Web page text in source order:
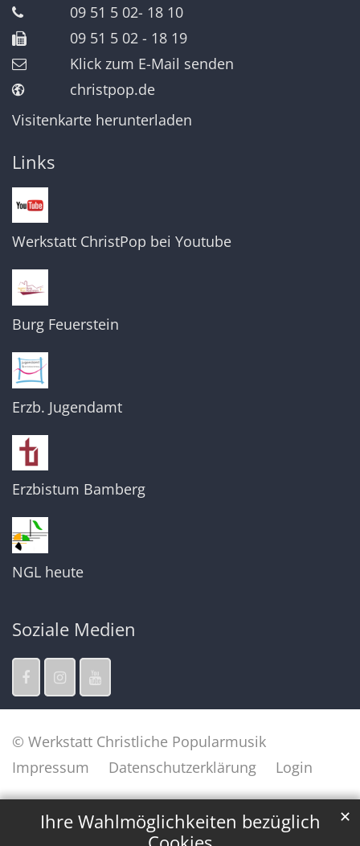
Ihre Wahlmöglichkeiten bezüglich
✕
09 51 5 02- 18 10
09 51 5 02 - 18 19
Klick zum E-Mail senden
christpop.de
Visitenkarte herunterladen
Links
Werkstatt ChristPop bei Youtube
Burg Feuerstein
Erzb. Jugendamt
Erzbistum Bamberg
NGL heute
Soziale Medien
© Werkstatt Christliche Popularmusik
Impressum
Datenschutzerklärung Login